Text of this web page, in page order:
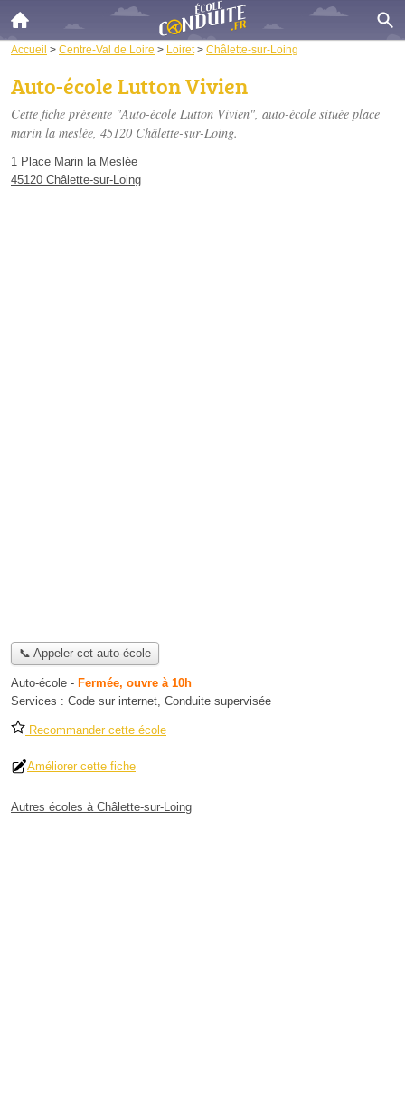
Accueil > Centre-Val de Loire > Loiret> Châlette-sur-Loing
Auto-école Lutton Vivien
Cette fiche présente "Auto-école Lutton Vivien", auto-école située place
marin la meslée, 45120 Châlette-sur-Loing.
1 Place Marin la Meslée
45120 Châlette-sur-Loing
📞 Appeler cet auto-école
Auto-école - Fermée, ouvre à 10h
Services : Code sur internet, Conduite supervisée
Recommander cette école
Améliorer cette fiche
Autres écoles à Châlette-sur-Loing